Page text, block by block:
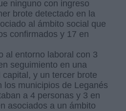
ninguno con ingreso
brote detectado en la
al ámbito social que
confirmados y 17 en
al entorno laboral con 3
seguimiento en una
y un tercer brote
los municipios de Leganés
a 4 personas y 3 en
asociados a un ámbito